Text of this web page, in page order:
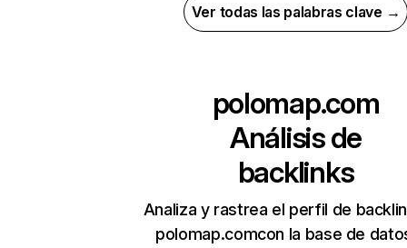
Ver todas las palabras clave →
polomap.com
Análisis de
backlinks
Analiza y rastrea el perfil de
polomap.comcon la base de